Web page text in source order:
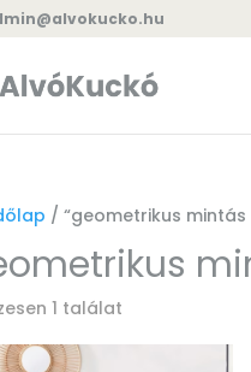
/ “geometrikus
1 találat